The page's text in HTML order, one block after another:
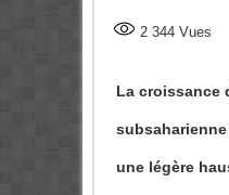
2 344Vues
La croissance
une légère